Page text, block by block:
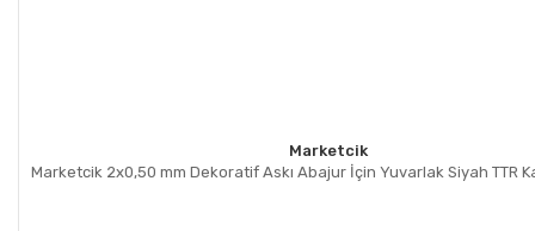
Marketcik
Marketcik 2x0,50 mm Dekoratif Askı Abajur İçin Yuvarlak Siyah TTR